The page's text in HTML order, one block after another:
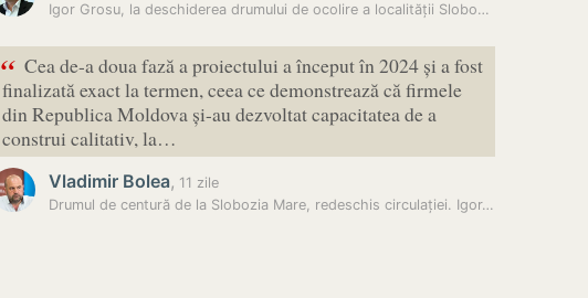
Igor Grosu, la deschiderea drumului de ocolire a localității Slobozia…
“ Cea de-a doua fază a proiectului a început în 2024 și a fost
finalizată exact la termen, ceea ce demonstrează că firmele
din Republica Moldova și-au dezvoltat capacitatea de a
construi calitativ, la…
Vladimir Bolea, 11 zile
Drumul de centură de la Slobozia Mare, redeschis circulației. Igor…